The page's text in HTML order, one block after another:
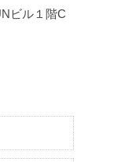
ビル１階C